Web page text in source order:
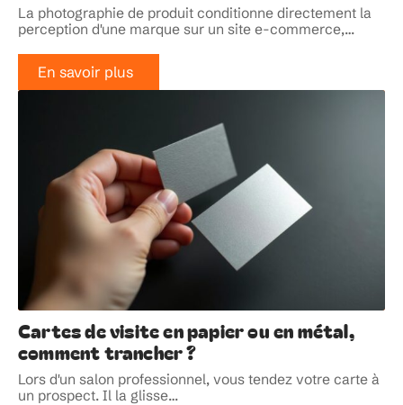
La photographie de produit conditionne directement la
perception d'une marque sur un site e-commerce,…
En savoir plus
Cartes de visite en papier ou en métal,
comment trancher ?
Lors d'un salon professionnel, vous tendez votre carte à
un prospect. Il la glisse…